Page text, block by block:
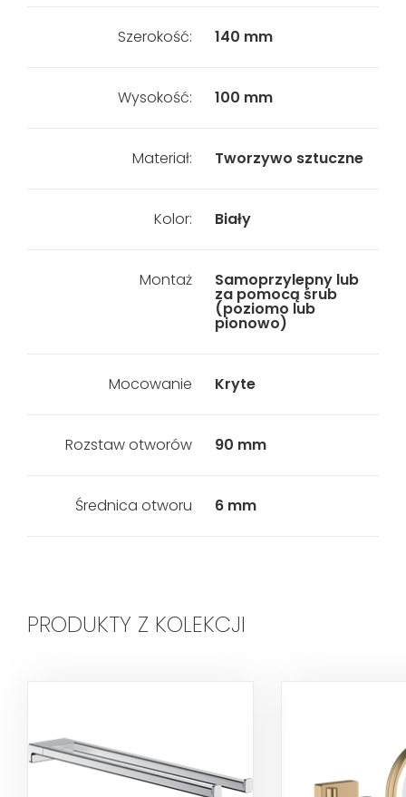
Szerokość: 140 mm
Wysokość: 100 mm
Materiał: Tworzywo sztuczne
Kolor: Biały
Montaż Samoprzylepny lub
za pomocą śrub
(poziomo lub
pionowo)
Mocowanie Kryte
Rozstaw otworów 90 mm
Średnica otworu 6 mm
PRODUKTY Z KOLEKCJI